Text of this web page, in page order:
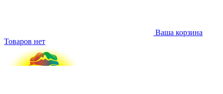
Ваша корзина
Товаров нет